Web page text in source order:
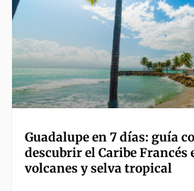
Guadalupe en 7 días: guía
descubrir el Caribe Francés
volcanes y selva tropical